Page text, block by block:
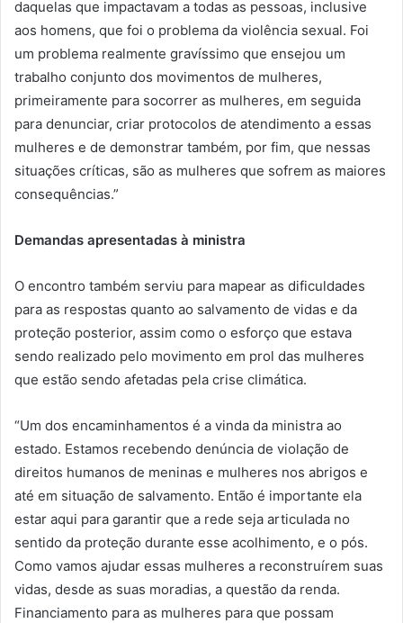
daquelas que impactavam a todas as pessoas, inclusive
aos homens, que foi o problema da violência sexual. Foi
um problema realmente gravíssimo que ensejou um
trabalho conjunto dos movimentos de mulheres,
primeiramente para socorrer as mulheres, em seguida
para denunciar, criar protocolos de atendimento a essas
mulheres e de demonstrar também, por fim, que nessas
situações críticas, são as mulheres que sofrem as maiores
consequências.”
Demandas apresentadas à ministra
O encontro também serviu para mapear as dificuldades
para as respostas quanto ao salvamento de vidas e da
proteção posterior, assim como o esforço que estava
sendo realizado pelo movimento em prol das mulheres
que estão sendo afetadas pela crise climática.
“Um dos encaminhamentos é a vinda da ministra ao
estado. Estamos recebendo denúncia de violação de
direitos humanos de meninas e mulheres nos abrigos e
até em situação de salvamento. Então é importante ela
estar aqui para garantir que a rede seja articulada no
sentido da proteção durante esse acolhimento, e o pós.
Como vamos ajudar essas mulheres a reconstruírem suas
vidas, desde as suas moradias, a questão da renda.
Financiamento para as mulheres para que possam